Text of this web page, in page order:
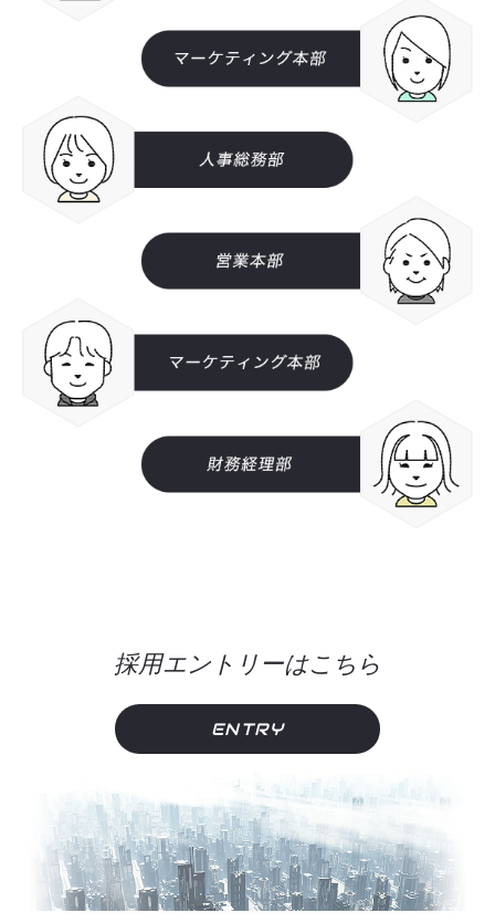
採用エントリーはこちら
ENTRY